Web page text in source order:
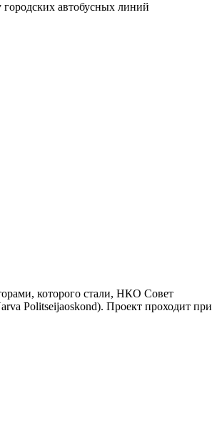
городских автобусных линий
которого стали, НКО Совет
Politseijaoskond). Проект проходит при